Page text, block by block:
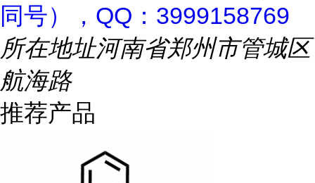
同号），QQ：3999158769
所在地址河南省郑州市管城区
航海路
推荐产品